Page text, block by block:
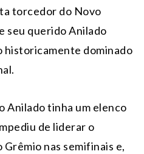
torcedor do Novo
seu querido Anilado
historicamente dominado
Anilado tinha um elenco
de liderar o
nas semifinais e,